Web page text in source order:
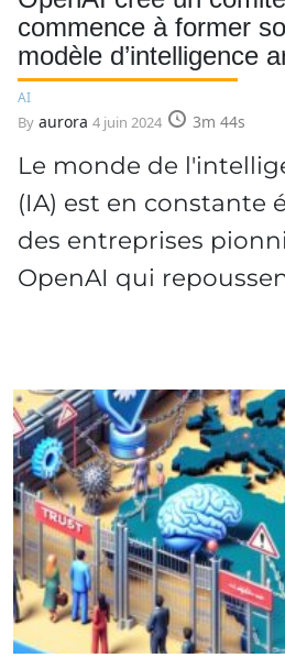
commence à former
modèle d’intelligence
AI
By aurora 4 juin 2024 3m 44s
Le monde de
(IA) est en constante
des entreprises
OpenAI qui